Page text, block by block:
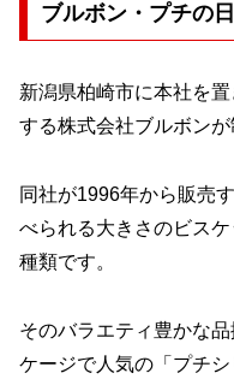
ブルボン・プチの日
新潟県柏崎市に本社を
する株式会社ブルボンが
同社が1996年から販売
べられる大きさのビス
種類です。
そのバラエティ豊かな
ケージで人気の「プチ